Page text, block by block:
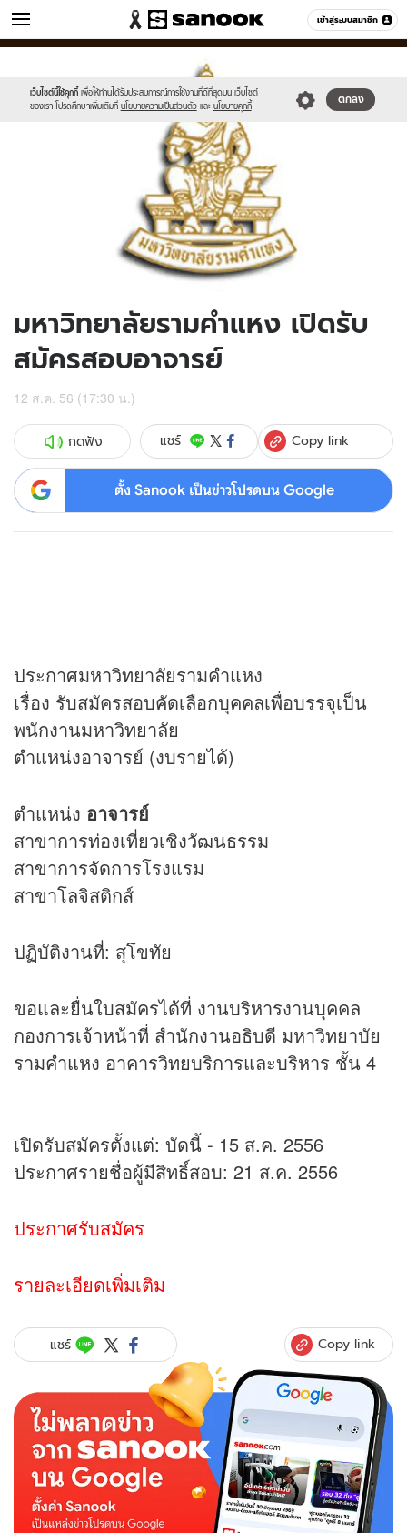
เข้าสู่ระบบสมาชิก
ข่าว หมวดอื่นๆ
เว็บไซต์นี้ใช้คุกกี้ เพื่อให้ท่านได้รับประสบการณ์การใช้งานที่ดีที่สุดบน เว็บไซต์
ของเรา โปรดศึกษาเพิ่มเติมที่ นโยบายความเป็นส่วนตัว และ นโยบายคุกกี้
ตกลง
sanook.png
มหาวิทยาลัยรามคำแหง เปิดรับ
สมัครสอบอาจารย์
12 ส.ค. 56 (17:30 น.)
กดฟัง แชร์ Copy link
ตั้ง Sanook เป็นข่าวโปรดบน Google
ประกาศมหาวิทยาลัยรามคำแหง
เรื่อง รับสมัครสอบคัดเลือกบุคคลเพื่อบรรจุเป็น
พนักงานมหาวิทยาลัย
ตำแหน่งอาจารย์ (งบรายได้)
ตำแหน่ง อาจารย์
สาขาการท่องเที่ยวเชิงวัฒนธรรม
สาขาการจัดการโรงแรม
สาขาโลจิสติกส์
ปฏิบัติงานที่: สุโขทัย
ขอและยื่นใบสมัครได้ที่ งานบริหารงานบุคคล
กองการเจ้าหน้าที่ สำนักงานอธิบดี มหาวิทยาบัย
รามคำแหง อาคารวิทยบริการและบริหาร ชั้น 4
เปิดรับสมัครตั้งแต่: บัดนี้ - 15 ส.ค. 2556
ประกาศรายชื่อผู้มีสิทธิ์สอบ: 21 ส.ค. 2556
ประกาศรับสมัคร
รายละเอียดเพิ่มเติม
แชร์ Copy link